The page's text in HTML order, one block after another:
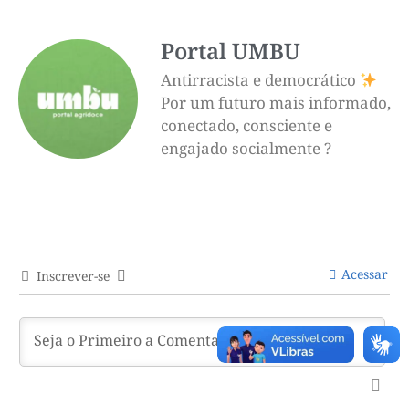
Portal UMBU
Antirracista e democrático
Por um futuro mais informado,
conectado, consciente e
engajado socialmente ?
Inscrever-se Acessar